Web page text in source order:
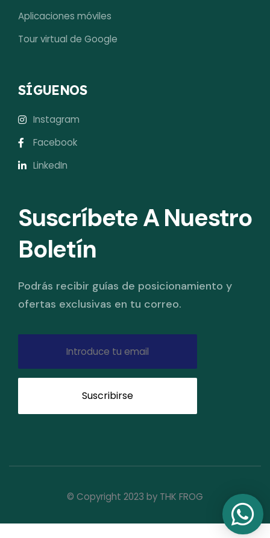
Aplicaciones móviles
Tour virtual de Google
SÍGUENOS
Instagram
Facebook
LinkedIn
Suscríbete A Nuestro
Boletín
Podrás recibir guías de posicionamiento y
ofertas exclusivas en tu correo.
Suscribirse
© Copyright 2023 by THK FROG